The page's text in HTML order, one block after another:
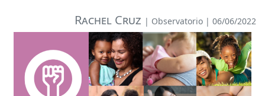
Rachel Cruz | Observatorio | 06/06/2022